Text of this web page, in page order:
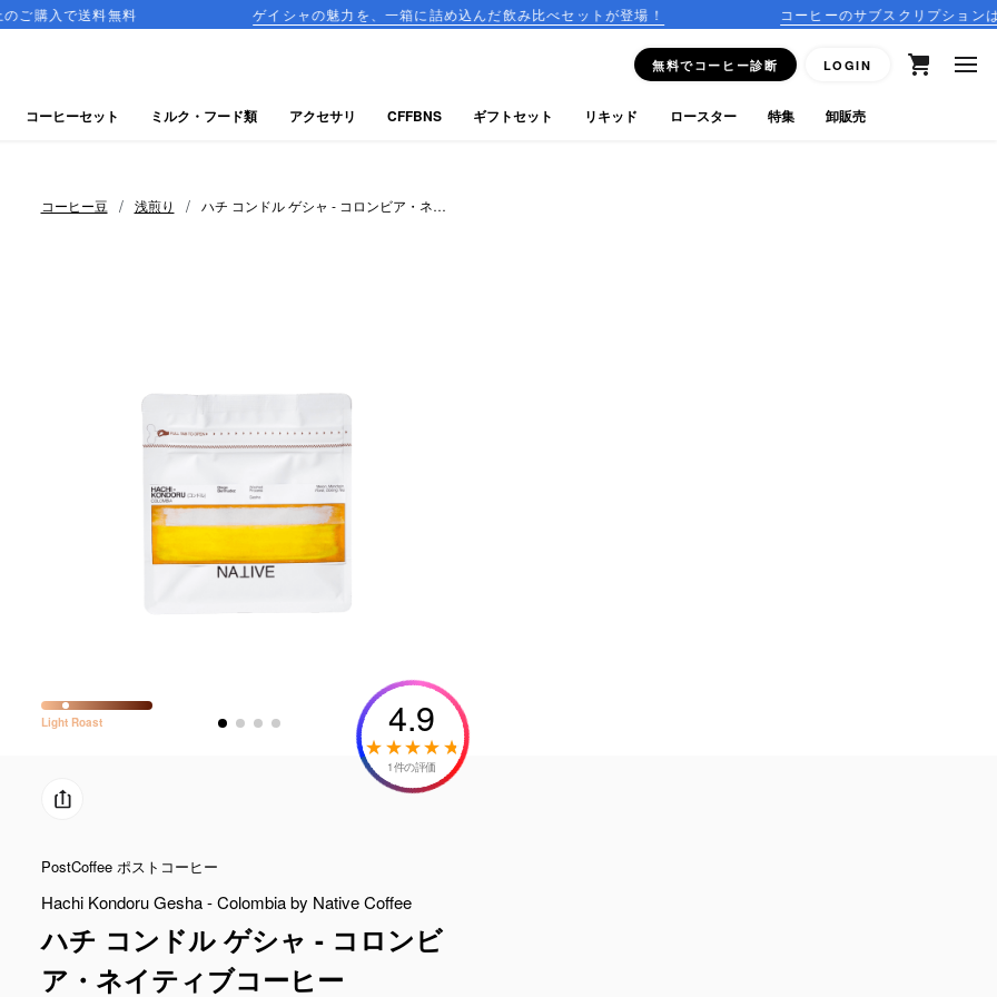
無料 ゲイシャの魅力を、一箱に詰め込んだ飲み比べセットが登場！ コーヒーのサブスクリプションはこちら
無料でコーヒー診断 LOGIN
コーヒー豆 / 浅煎り / ハチ コンドル ゲシャ - コロンビア・ネイ
ティブコーヒー
LightRoast 4.9
1件の評価
PostCoffee ポストコーヒー
Hachi Kondoru Gesha - Colombia by Native Coffee
ハチ コンドル ゲシャ - コロンビ
ア・ネイティブコーヒー
コーヒーセット ミルク・フード類 アクセサリ CFFBNS ギフトセット リキッド ロースター 特集 卸販売